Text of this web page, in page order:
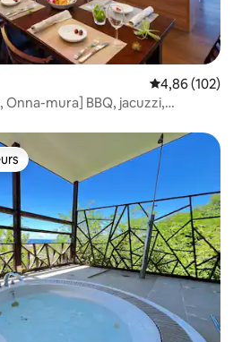
Évaluation
4,86 (102)
Onna-mura] BBQ, jacuzzi,